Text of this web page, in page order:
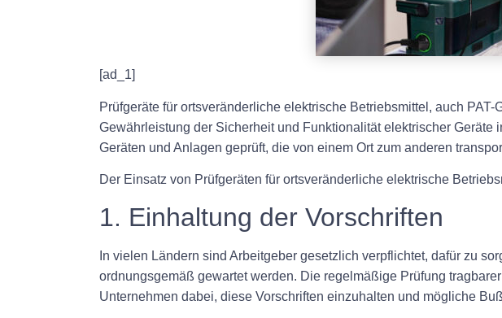
[ad_1]
Prüfgeräte für ortsveränderliche elektrische Betriebsmittel, auch
Gewährleistung der Sicherheit und Funktionalität elektrischer
Geräten und Anlagen geprüft, die von einem Ort zum anderen
Der Einsatz von Prüfgeräten für ortsveränderliche elektrische
1. Einhaltung der Vorschriften
In vielen Ländern sind Arbeitgeber gesetzlich verpflichtet, dafür zu
ordnungsgemäß gewartet werden. Die regelmäßige Prüfung
Unternehmen dabei, diese Vorschriften einzuhalten und mögliche